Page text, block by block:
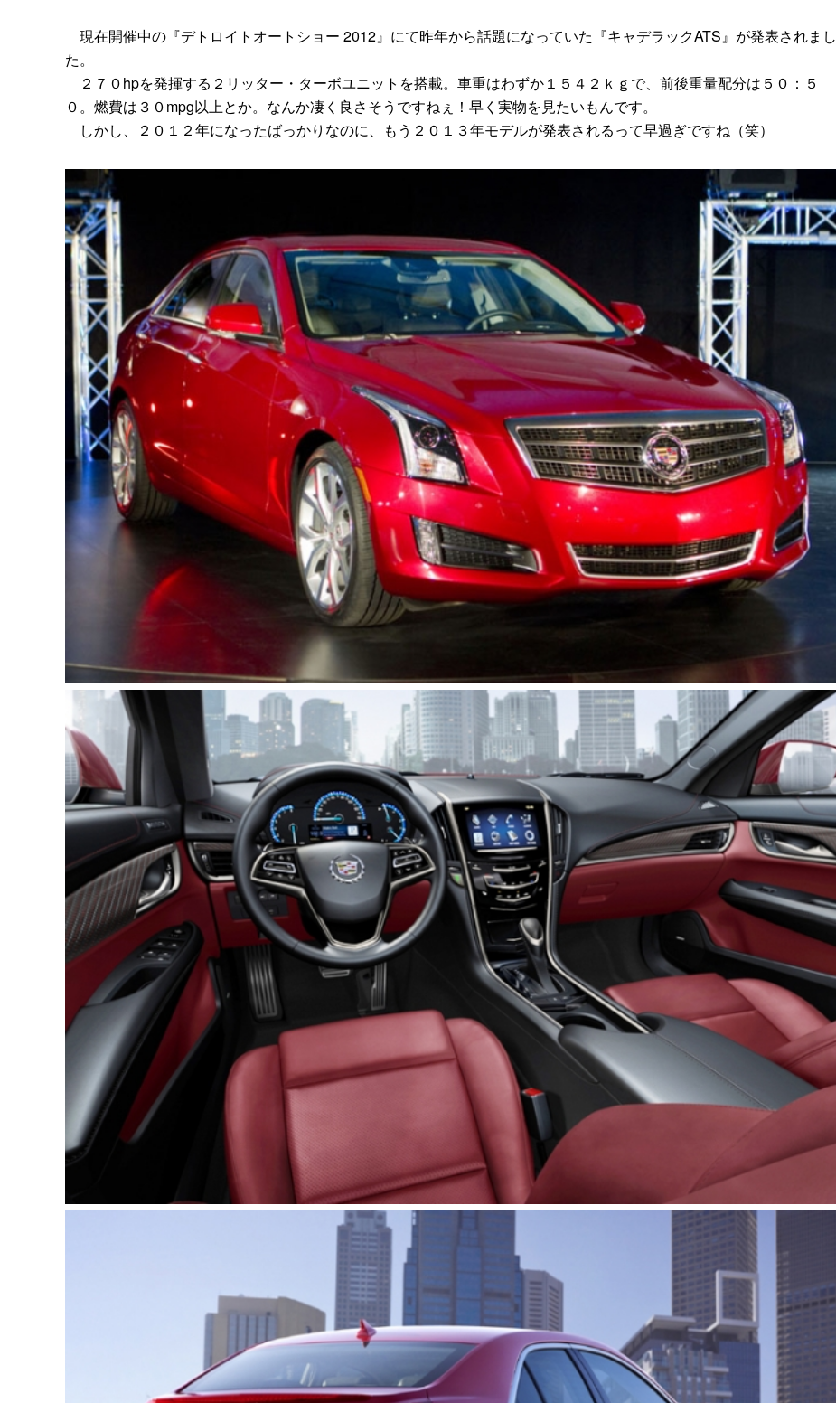
現在開催中の『デトロイトオートショー 2012』にて昨年から話題になっていた『キャデラックATS』が発表されまし
た。
２７０hpを発揮する２リッター・ターボユニットを搭載。車重はわずか１５４２ｋｇで、前後重量配分は５０：５
０。燃費は３０mpg以上とか。なんか凄く良さそうですねぇ！早く実物を見たいもんです。
しかし、２０１２年になったばっかりなのに、もう２０１３年モデルが発表されるって早過ぎですね（笑）